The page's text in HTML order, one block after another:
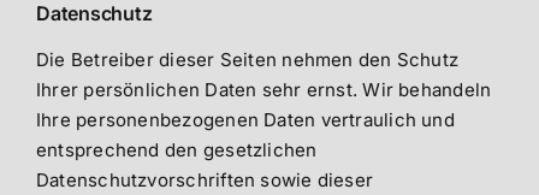
Datenschutz
Die Betreiber dieser Seiten nehmen den Schutz
Ihrer persönlichen Daten sehr ernst. Wir behandeln
Ihre personenbezogenen Daten vertraulich und
entsprechend den gesetzlichen
Datenschutzvorschriften sowie dieser